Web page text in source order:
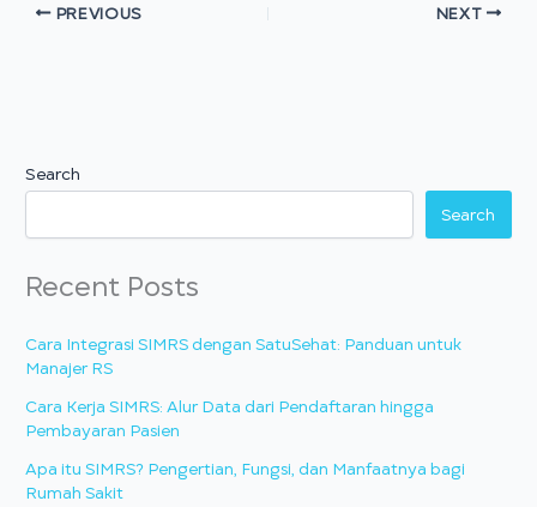
PREVIOUS NEXT
Search
Search
Recent Posts
Cara Integrasi SIMRS dengan SatuSehat: Panduan untuk
Manajer RS
Cara Kerja SIMRS: Alur Data dari Pendaftaran hingga
Pembayaran Pasien
Apa itu SIMRS? Pengertian, Fungsi, dan Manfaatnya bagi
Rumah Sakit